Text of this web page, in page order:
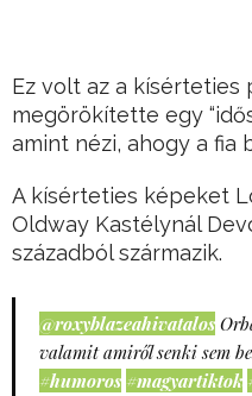
Ez volt az a kísérteties
megörökítette egy
amint nézi, ahogy a fia
A kísérteties képeket
Oldway Kastélynál
századból származik.
@roxyblazeahivatalos
valamit amiről senki sem
#humoros #magyartiktok